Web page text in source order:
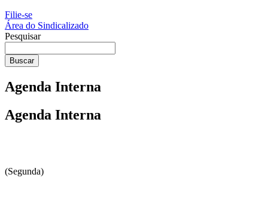
Filie-se
Área do Sindicalizado
Pesquisar
Buscar
Agenda Interna
Agenda Interna
(Segunda)